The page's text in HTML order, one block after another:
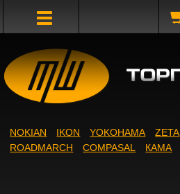
NOKIAN IKON YOKOHAMA ZETA
ROADMARCH
COMPASAL КАМА